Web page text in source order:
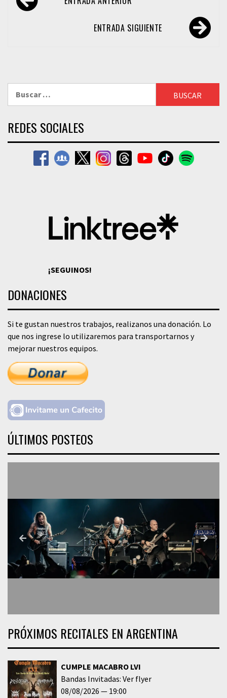
de
ENTRADA SIGUIENTE
REDES SOCIALES
¡SEGUINOS!
DONACIONES
Si te gustan nuestros trabajos, realizanos una donación. Lo
que nos ingrese lo utilizaremos para transportarnos y
mejorar nuestros equipos.
ÚLTIMOS POSTEOS
PRÓXIMOS RECITALES EN ARGENTINA
CUMPLE MACABRO LVI
Bandas Invitadas: Ver flyer
08/08/2026
19:00